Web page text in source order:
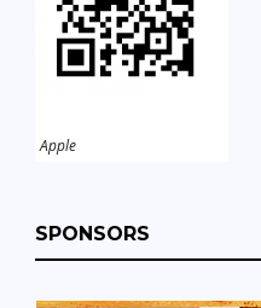
Apple
SPONSORS